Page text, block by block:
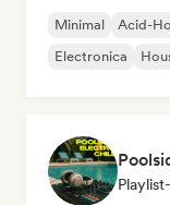
Minimal Acid-
Electronica